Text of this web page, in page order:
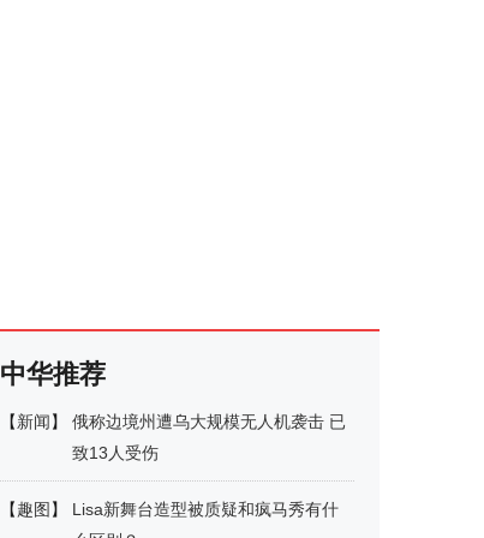
中华推荐
【新闻】
俄称边境州遭乌大规模无人机袭击 已
致13人受伤
【趣图 】
Lisa新舞台造型被质疑和疯马秀有什